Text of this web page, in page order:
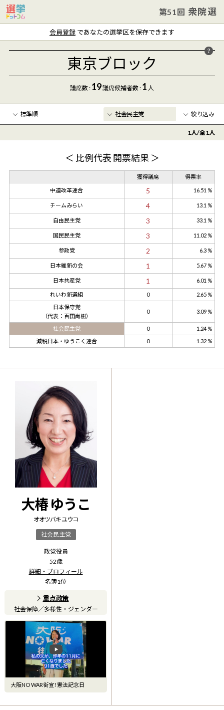
第51回 衆院選
会員登録 であなたの選挙区を保存できます
東京ブロック
議席数 : 19議席候補者数: 1 人
絞り込み
年齢 〜
1人/全1人
＜ 比例代表 開票結果 ＞
獲得議席 得票率
中道改革連合 5 16.51 %
チームみらい 4 13.1 %
自由民主党 3 33.1 %
国民民主党 3 11.02 %
参政党 2 6.3 %
日本維新の会 1 5.67 %
日本共産党 1 6.01 %
れいわ新選組 0
2.65 %
日本保守党
（代表：百田尚樹）
0 3.09 %
社会民主党 0
1.24 %
減税日本・ゆうこく連合
0 1.32 %
大椿 ゆうこ
オオツバキ ユウコ
社会民主党
政党役員
52歳
詳細・プロフィール
名簿1位
重点政策
社会保障／多様性・ジェンダー
大阪NO WAR街宣！憲法記念日